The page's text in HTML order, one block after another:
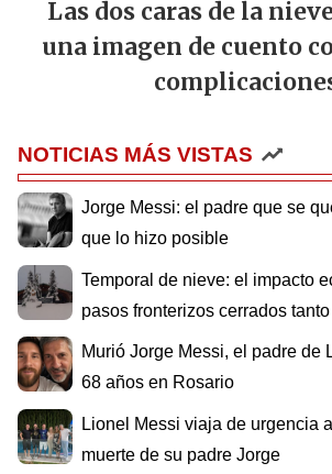
Las dos caras de la
una imagen de cuento
NOTICIAS MÁS VISTAS
Jorge Messi: el padre que se
que lo hizo posible
Temporal de nieve: el impacto
pasos fronterizos cerrados
Murió Jorge Messi, el padre de
68 años en Rosario
Lionel Messi viaja de urgencia
muerte de su padre Jorge